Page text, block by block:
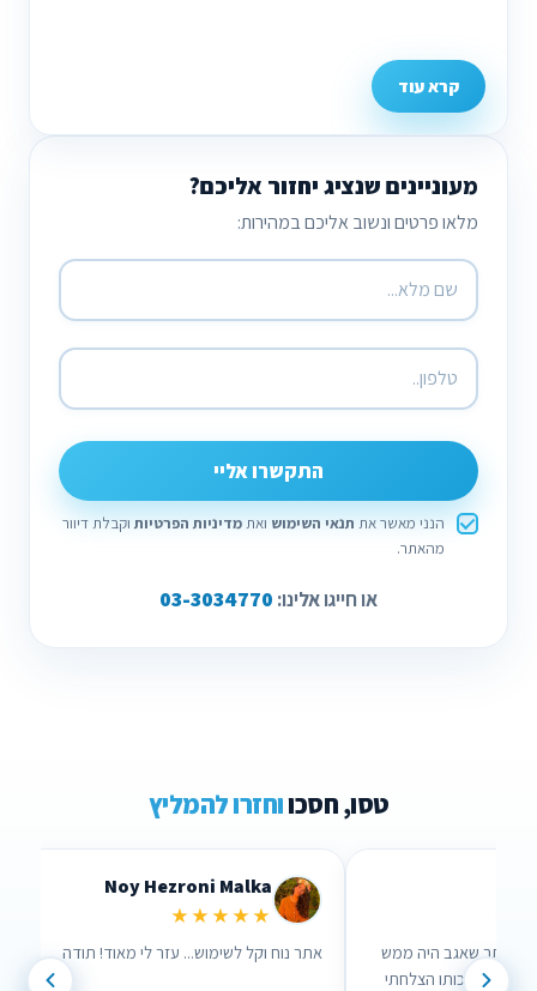
קרא עוד
מעוניינים שנציג יחזור אליכם?
מלאו פרטים ונשוב אליכם במהירות:
התקשרו אליי
הנני מאשר את תנאי השימוש ואתמדיניות הפרטיות וקבלת דיוור
מהאתר.
או חייגו אלינו: 03-3034770
טסו, חסכווחזרו להמליץ
Noy Hezroni Malka
אתר נוח וקל לשימוש... עזר לי
השוואה דרך האתר שאגב היה ממש
לשימוש וממש עזר לי , בזכותו הצלחתי